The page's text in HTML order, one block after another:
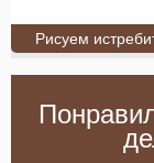
Рисуем